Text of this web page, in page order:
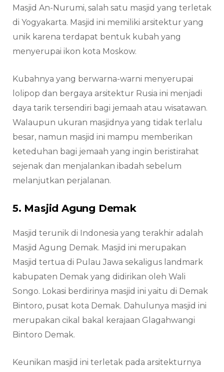
Masjid An-Nurumi, salah satu masjid yang terletak
di Yogyakarta. Masjid ini memiliki arsitektur yang
unik karena terdapat bentuk kubah yang
menyerupai ikon kota Moskow.
Kubahnya yang berwarna-warni menyerupai
lolipop dan bergaya arsitektur Rusia ini menjadi
daya tarik tersendiri bagi jemaah atau wisatawan.
Walaupun ukuran masjidnya yang tidak terlalu
besar, namun masjid ini mampu memberikan
keteduhan bagi jemaah yang ingin beristirahat
sejenak dan menjalankan ibadah sebelum
melanjutkan perjalanan.
5. Masjid Agung Demak
Masjid terunik di Indonesia yang terakhir adalah
Masjid Agung Demak. Masjid ini merupakan
Masjid tertua di Pulau Jawa sekaligus landmark
kabupaten Demak yang didirikan oleh Wali
Songo. Lokasi berdirinya masjid ini yaitu di Demak
Bintoro, pusat kota Demak. Dahulunya masjid ini
merupakan cikal bakal kerajaan Glagahwangi
Bintoro Demak.
Keunikan masjid ini terletak pada arsitekturnya